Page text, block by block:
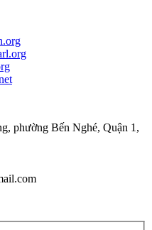
phường Bến Nghé, Quận 1,